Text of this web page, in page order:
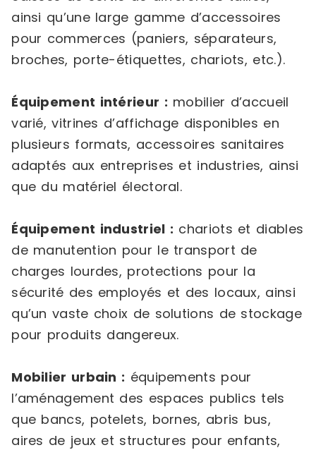
ainsi qu’une large gamme d’accessoires
pour commerces (paniers, séparateurs,
broches, porte-étiquettes, chariots, etc.).
Équipement intérieur : mobilier d’accueil
varié, vitrines d’affichage disponibles en
plusieurs formats, accessoires sanitaires
adaptés aux entreprises et industries, ainsi
que du matériel électoral.
Équipement industriel : chariots et diables
de manutention pour le transport de
charges lourdes, protections pour la
sécurité des employés et des locaux, ainsi
qu’un vaste choix de solutions de stockage
pour produits dangereux.
Mobilier urbain : équipements pour
l’aménagement des espaces publics tels
que bancs, potelets, bornes, abris bus,
aires de jeux et structures pour enfants,